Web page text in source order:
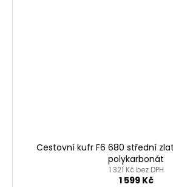
Cestovní kufr F6 680 střední
polykarbonát
1 321 Kč bez DPH
1 599 Kč